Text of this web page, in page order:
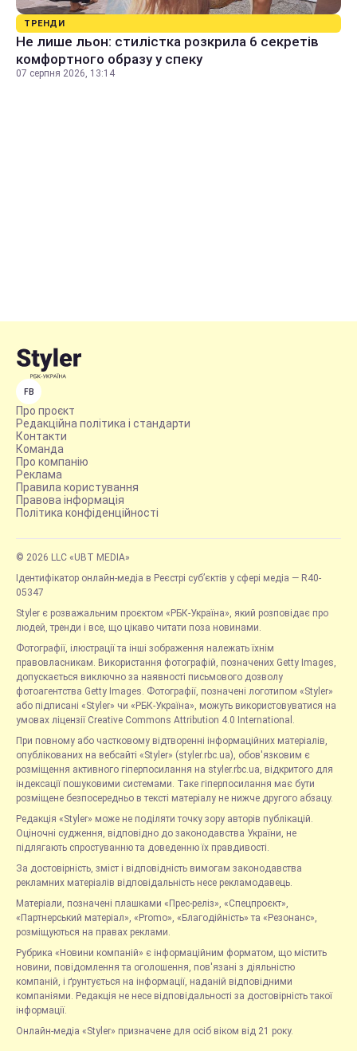
ТРЕНДИ
Не лише льон: стилістка розкрила 6 секретів
комфортного образу у спеку
07 серпня 2026, 13:14
FB
Про проєкт
Редакційна політика і стандарти
Контакти
Команда
Про компанію
Реклама
Правила користування
Правова інформація
Політика конфіденційності
© 2026 LLC «UBT MEDIA»
Ідентифікатор онлайн-медіа в Реєстрі суб’єктів у сфері медіа — R40-
05347
Styler є розважальним проєктом «РБК-Україна», який розповідає про
людей, тренди і все, що цікаво читати поза новинами.
Фотографії, ілюстрації та інші зображення належать їхнім
правовласникам. Використання фотографій, позначених Getty Images,
допускається виключно за наявності письмового дозволу
фотоагентства Getty Images. Фотографії, позначені логотипом «Styler»
або підписані «Styler» чи «РБК-Україна», можуть використовуватися на
умовах ліцензії Creative Commons Attribution 4.0 International.
При повному або частковому відтворенні інформаційних матеріалів,
опублікованих на вебсайті «Styler» (styler.rbc.ua), обов'язковим є
розміщення активного гіперпосилання на styler.rbc.ua, відкритого для
індексації пошуковими системами. Таке гіперпосилання має бути
розміщене безпосередньо в тексті матеріалу не нижче другого абзацу.
Редакція «Styler» може не поділяти точку зору авторів публікацій.
Оціночні судження, відповідно до законодавства України, не
підлягають спростуванню та доведенню їх правдивості.
За достовірність, зміст і відповідність вимогам законодавства
рекламних матеріалів відповідальність несе рекламодавець.
Матеріали, позначені плашками «Прес-реліз», «Спецпроєкт»,
«Партнерський матеріал», «Promo», «Благодійність» та «Резонанс»,
розміщуються на правах реклами.
Рубрика «Новини компаній» є інформаційним форматом, що містить
новини, повідомлення та оголошення, пов'язані з діяльністю
компаній, і ґрунтується на інформації, наданій відповідними
компаніями. Редакція не несе відповідальності за достовірність такої
інформації.
Онлайн-медіа «Styler» призначене для осіб віком від 21 року.